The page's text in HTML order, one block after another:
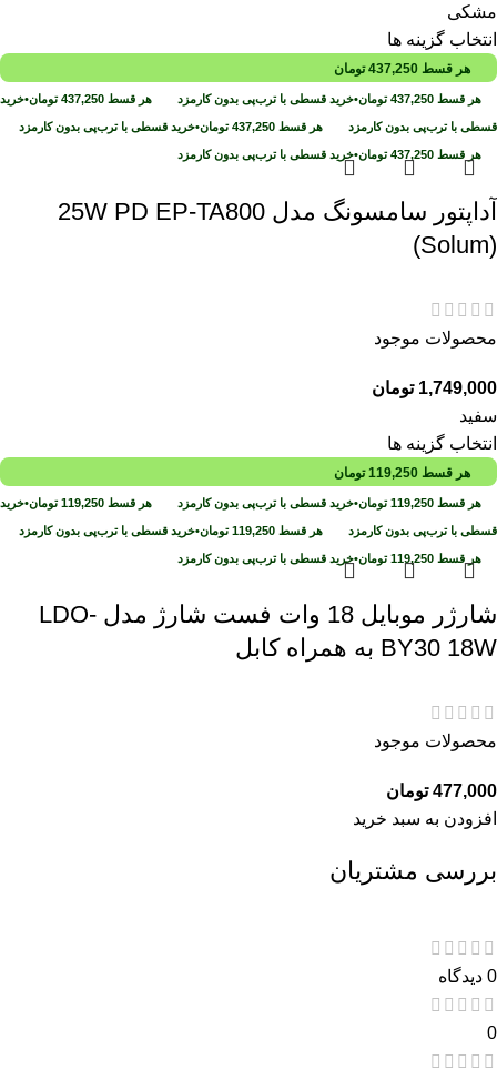
مشکی
انتخاب گزینه ها
هر قسط 437,250 تومان
هر قسط 437,250 تومان•خرید قسطی با ترب‌پی بدون کارمزد هر قسط 437,250 تومان•خرید
قسطی با ترب‌پی بدون کارمزد هر قسط 437,250 تومان•خرید قسطی با ترب‌پی بدون کارمزد
هر قسط 437,250 تومان•خرید قسطی با ترب‌پی بدون کارمزد
آداپتور سامسونگ مدل 25W PD EP-TA800
(Solum)
محصولات موجود
1,749,000 تومان
سفید
انتخاب گزینه ها
هر قسط 119,250 تومان
هر قسط 119,250 تومان•خرید قسطی با ترب‌پی بدون کارمزد هر قسط 119,250 تومان•خرید
قسطی با ترب‌پی بدون کارمزد هر قسط 119,250 تومان•خرید قسطی با ترب‌پی بدون کارمزد
هر قسط 119,250 تومان•خرید قسطی با ترب‌پی بدون کارمزد
شارژر موبایل 18 وات فست شارژ مدل LDO-
BY30 18W به همراه کابل
محصولات موجود
477,000 تومان
افزودن به سبد خرید
بررسی مشتریان
0 دیدگاه
0